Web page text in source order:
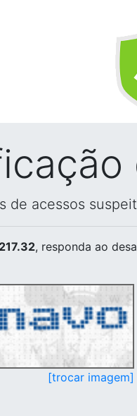
de acessos
, responda ao
[trocar imagem]